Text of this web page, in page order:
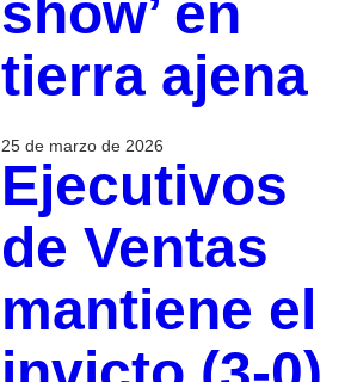
show’ en
tierra ajena
25 de marzo de 2026
Ejecutivos
de Ventas
mantiene el